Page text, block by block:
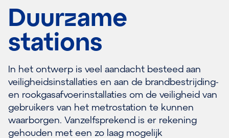
Duurzame
stations
In het ontwerp is veel aandacht besteed aan
veiligheidsinstallaties en aan de brandbestrijding-
en rookgasafvoerinstallaties om de veiligheid van
gebruikers van het metrostation te kunnen
waarborgen. Vanzelfsprekend is er rekening
gehouden met een zo laag mogelijk